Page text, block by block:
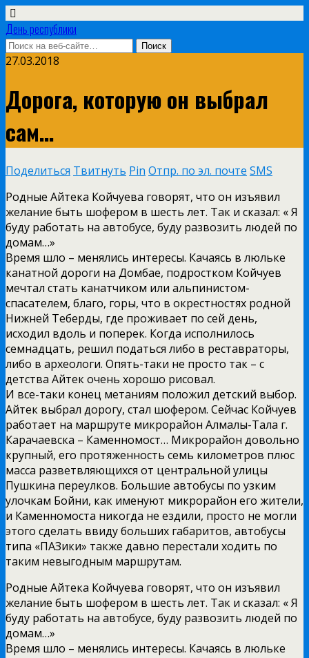
День республики
27.03.2018
Дорога, которую он выбрал
сам…
Поделиться Твитнуть Pin Отпр. по эл. почте SMS
Родные Айтека Койчуева говорят, что он изъявил
желание быть шофером в шесть лет. Так и сказал: « Я
буду работать на автобусе, буду развозить людей по
домам…»
Время шло – менялись интересы. Качаясь в люльке
канатной дороги на Домбае, подростком Койчуев
мечтал стать канатчиком или альпинистом-
спасателем, благо, горы, что в окрестностях родной
Нижней Теберды, где проживает по сей день,
исходил вдоль и поперек. Когда исполнилось
семнадцать, решил податься либо в реставраторы,
либо в археологи. Опять-таки не просто так – с
детства Айтек очень хорошо рисовал.
И все-таки конец метаниям положил детский выбор.
Айтек выбрал дорогу, стал шофером. Сейчас Койчуев
работает на маршруте микрорайон Алмалы-Тала г.
Карачаевска – Каменномост… Микрорайон довольно
крупный, его протяженность семь километров плюс
масса разветвляющихся от центральной улицы
Пушкина переулков. Большие автобусы по узким
улочкам Бойни, как именуют микрорайон его жители,
и Каменномоста никогда не ездили, просто не могли
этого сделать ввиду больших габаритов, автобусы
типа «ПАЗики» также давно перестали ходить по
таким невыгодным маршрутам.
Родные Айтека Койчуева говорят, что он изъявил
желание быть шофером в шесть лет. Так и сказал: « Я
буду работать на автобусе, буду развозить людей по
домам…»
Время шло – менялись интересы. Качаясь в люльке